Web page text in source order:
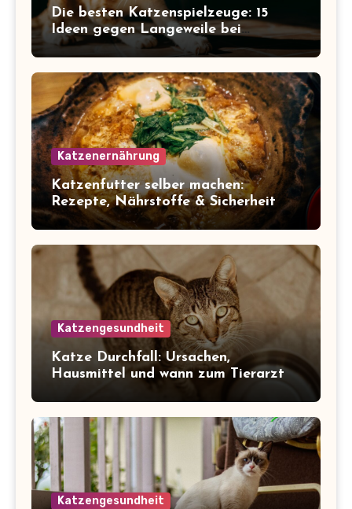
Die besten Katzenspielzeuge: 15
Ideen gegen Langeweile bei
Wohnungskatzen
Katzenernährung
Katzenfutter selber machen:
Rezepte, Nährstoffe & Sicherheit
Katzengesundheit
Katze Durchfall: Ursachen,
Hausmittel und wann zum Tierarzt
Katzengesundheit